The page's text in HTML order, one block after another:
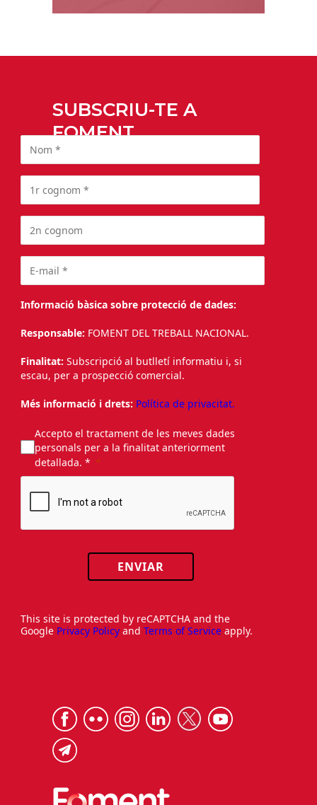
SUBSCRIU-TE A
FOMENT
Informació bàsica sobre protecció de dades:
Responsable: FOMENT DEL TREBALL NACIONAL.
Finalitat: Subscripció al butlletí informatiu i, si
escau, per a prospecció comercial.
Més informació i drets: Política de privacitat.
Accepto el tractament de les meves dades
personals per a la finalitat anteriorment
detallada. *
ENVIAR
This site is protected by reCAPTCHA and the
Google Privacy Policy and Terms of Service apply.